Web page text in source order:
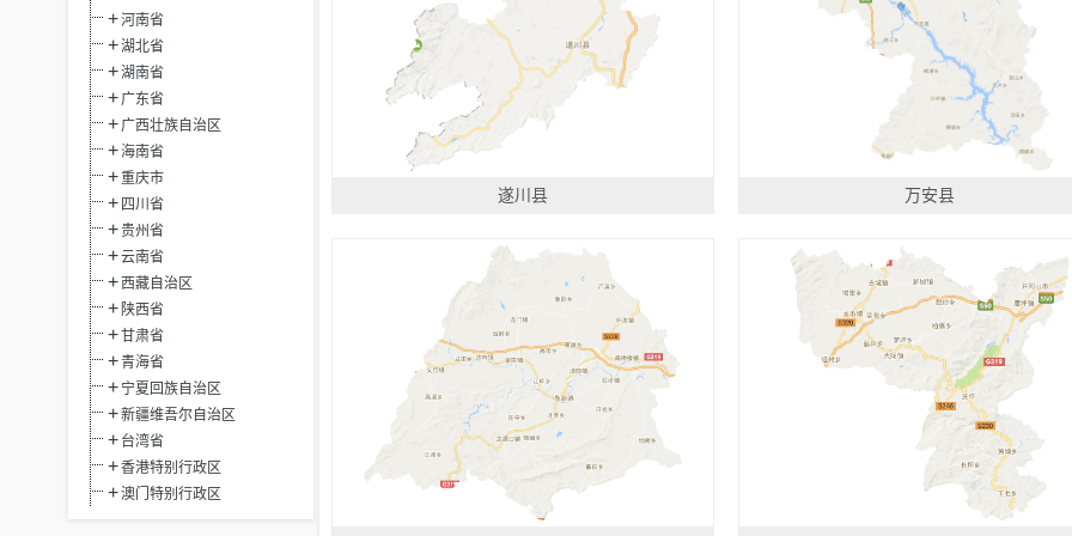
河南省
湖北省
湖南省
广东省
广西壮族自治区
海南省
重庆市
四川省
贵州省
云南省
西藏自治区
陕西省
甘肃省
青海省
宁夏回族自治区
新疆维吾尔自治区
台湾省
香港特别行政区
澳门特别行政区
遂川县 万安县